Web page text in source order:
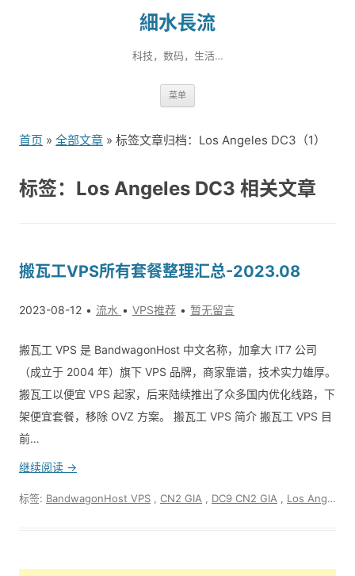
細水長流
科技，数码，生活…
菜单
到
首页 » 全部文章 » 标签文章归档：Los Angeles DC3（1）
标签：Los Angeles DC3 相关文章
搬瓦工VPS所有套餐整理汇总-2023.08
2023-08-12 流水 VPS推荐 暂无留言
搬瓦工 VPS 是 BandwagonHost 中文名称，加拿大 IT7 公司
（成立于 2004 年）旗下 VPS 品牌，商家靠谱，技术实力雄厚。
搬瓦工以便宜 VPS 起家，后来陆续推出了众多国内优化线路，下
架便宜套餐，移除 OVZ 方案。 搬瓦工 VPS 简介 搬瓦工 VPS 目
前…
继续阅读 →
标签: BandwagonHost VPS CN2 GIA DC9 CN2 GIA Los Angeles DC3